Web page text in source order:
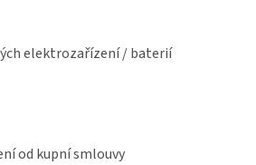
elektrozařízení / baterií
od kupní smlouvy